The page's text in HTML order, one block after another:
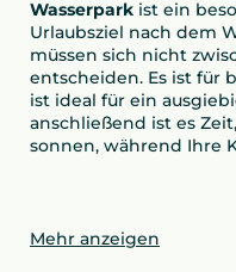
Wasserpark ist ein
Urlaubsziel nach dem
müssen sich nicht
entscheiden. Es ist für
ist ideal für ein
anschließend ist es
sonnen, während Ihre
Mehr anzeigen